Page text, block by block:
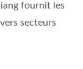
fournit les
secteurs